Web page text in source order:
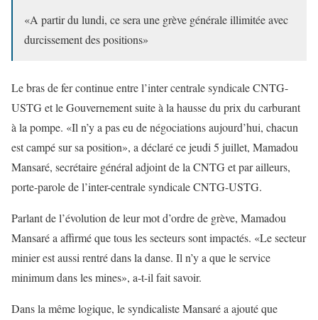
«A partir du lundi, ce sera une grève générale illimitée avec
durcissement des positions»
Le bras de fer continue entre l’inter centrale syndicale CNTG-
USTG et le Gouvernement suite à la hausse du prix du carburant
à la pompe. «Il n’y a pas eu de négociations aujourd’hui, chacun
est campé sur sa position», a déclaré ce jeudi 5 juillet, Mamadou
Mansaré, secrétaire général adjoint de la CNTG et par ailleurs,
porte-parole de l’inter-centrale syndicale CNTG-USTG.
Parlant de l’évolution de leur mot d’ordre de grève, Mamadou
Mansaré a affirmé que tous les secteurs sont impactés. «Le secteur
minier est aussi rentré dans la danse. Il n’y a que le service
minimum dans les mines», a-t-il fait savoir.
Dans la même logique, le syndicaliste Mansaré a ajouté que